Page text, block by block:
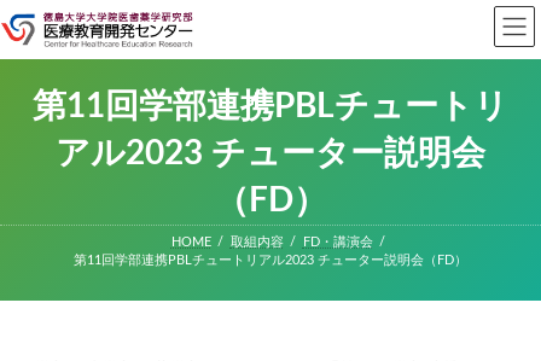
ン
ビ
第11回学部連携PBLチュートリ
アル2023 チューター説明会
（FD）
HOME 取組内容
FD・講演会
第11回学部連携PBLチュートリアル2023 チューター説明会（FD）